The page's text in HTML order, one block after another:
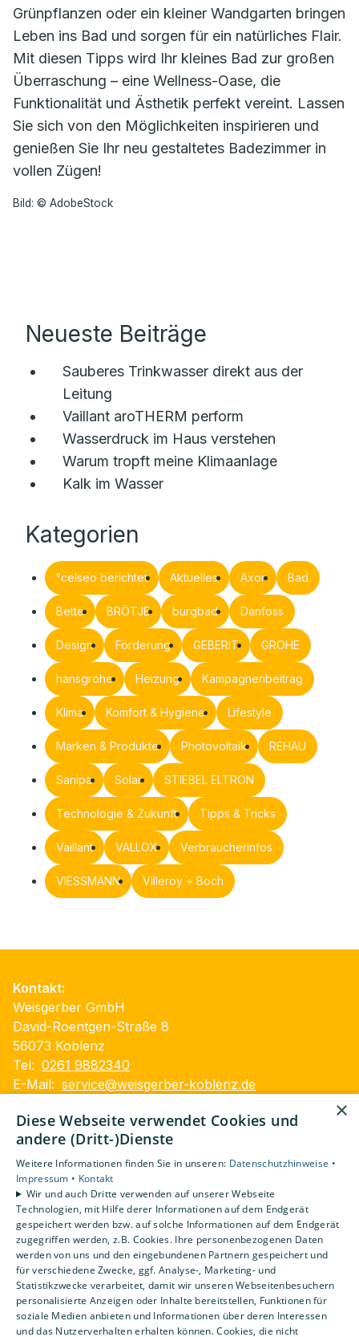
Grünpflanzen oder ein kleiner Wandgarten bringen
Leben ins Bad und sorgen für ein natürliches Flair.
Mit diesen Tipps wird Ihr kleines Bad zur großen
Überraschung – eine Wellness-Oase, die
Funktionalität und Ästhetik perfekt vereint. Lassen
Sie sich von den Möglichkeiten inspirieren und
genießen Sie Ihr neu gestaltetes Badezimmer in
vollen Zügen!
Bild: © AdobeStock
Neueste Beiträge
Sauberes Trinkwasser direkt aus der
Leitung
Vaillant aroTHERM perform
Wasserdruck im Haus verstehen
Warum tropft meine Klimaanlage
Kalk im Wasser
Kategorien
°celseo berichtet Aktuelles Axor Bad
Bette BRÖTJE burgbad Danfoss
Design Förderung GEBERIT GROHE
hansgrohe Heizung Kampagnenbeitrag
Klima Komfort & Hygiene Lifestyle
Marken & Produkte Photovoltaik REHAU
Sanipa Solar STIEBEL ELTRON
Technologie & Zukunft Tipps & Tricks
Vaillant VALLOX Verbraucherinfos
VIESSMANN Villeroy + Boch
Kontakt:
Weisgerber GmbH
David-Roentgen-Straße 8
56073 Koblenz
Tel: 0261 9882340
E-Mail: service@weisgerber-koblenz.de
Datenschutzerklärung
Barrierefreiheitserklärung
AGB
Unsere Bereiche
Privatkunden
Gewerbekunden
Karriere
Unternehmen
Kontakt
×
Diese Webseite verwendet Cookies und
andere (Dritt-)Dienste
Weitere Informationen finden Sie in unseren: Datenschutzhinweise •
Impressum • Kontakt
Wir und auch Dritte verwenden auf unserer Webseite
Technologien, mit Hilfe derer Informationen auf dem Endgerät
gespeichert werden bzw. auf solche Informationen auf dem Endgerät
zugegriffen werden, z.B. Cookies. Ihre personenbezogenen Daten
werden von uns und den eingebundenen Partnern gespeichert und
für verschiedene Zwecke, ggf. Analyse-, Marketing- und
Statistikzwecke verarbeitet, damit wir unseren Webseitenbesuchern
personalisierte Anzeigen oder Inhalte bereitstellen, Funktionen für
soziale Medien anbieten und Informationen über deren Interessen
und das Nutzerverhalten erhalten können. Cookies, die nicht